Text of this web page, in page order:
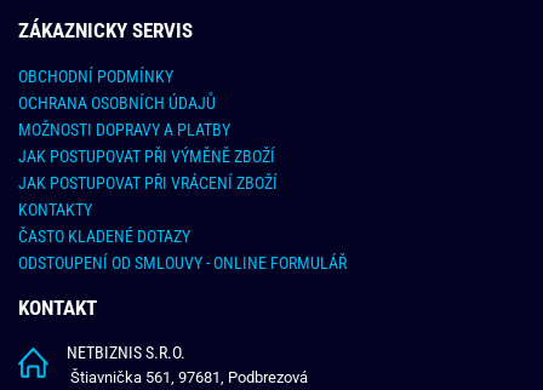
ZÁKAZNICKY SERVIS
OBCHODNÍ PODMÍNKY
OCHRANA OSOBNÍCH ÚDAJŮ
MOŽNOSTI DOPRAVY A PLATBY
JAK POSTUPOVAT PŘI VÝMĚNĚ ZBOŽÍ
JAK POSTUPOVAT PŘI VRÁCENÍ ZBOŽÍ
KONTAKTY
ČASTO KLADENÉ DOTAZY
ODSTOUPENÍ OD SMLOUVY - ONLINE FORMULÁŘ
KONTAKT
NETBIZNIS S.R.O.
Štiavnička 561, 97681, Podbrezová